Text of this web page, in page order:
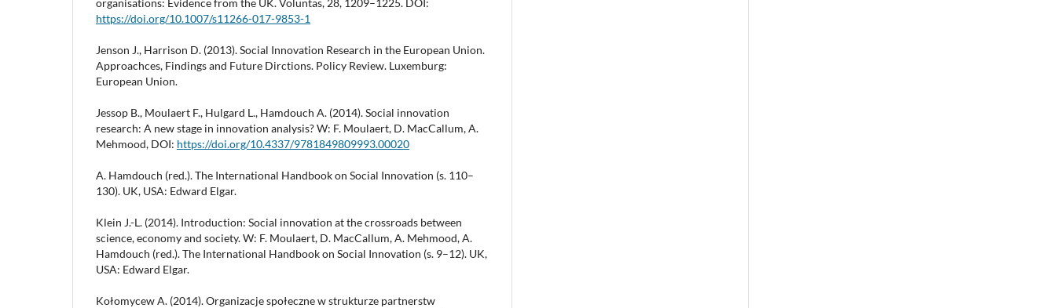
https://doi.org/10.1007/s11266-017-9853-1
Jenson J., Harrison D. (2013). Social Innovation Research in the European Union.
Approachces, Findings and Future Dirctions. Policy Review. Luxemburg:
European Union.
Jessop B., Moulaert F., Hulgard L., Hamdouch A. (2014). Social innovation
research: A new stage in innovation analysis? W: F. Moulaert, D. MacCallum, A.
Mehmood, DOI: https://doi.org/10.4337/9781849809993.00020
A. Hamdouch (red.). The International Handbook on Social Innovation (s. 110–
130). UK, USA: Edward Elgar.
Klein J.-L. (2014). Introduction: Social innovation at the crossroads between
science, economy and society. W: F. Moulaert, D. MacCallum, A. Mehmood, A.
Hamdouch (red.). The International Handbook on Social Innovation (s. 9–12). UK,
USA: Edward Elgar.
Kołomycew A. (2014). Organizacje społeczne w strukturze partnerstw